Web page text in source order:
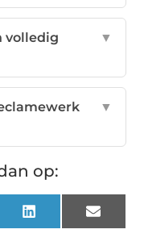
volledig
▼
▼
op:
LinkedIn Email